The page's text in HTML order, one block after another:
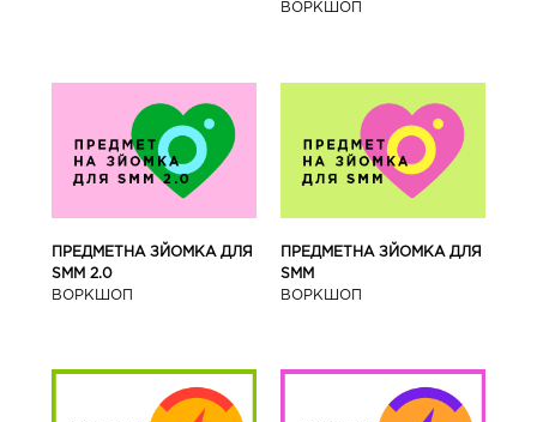
ВОРКШОП
ПРЕДМЕТНА ЗЙОМКА ДЛЯ
SMM 2.0
ВОРКШОП
ПРЕДМЕТНА ЗЙОМКА ДЛЯ
SMM
ВОРКШОП